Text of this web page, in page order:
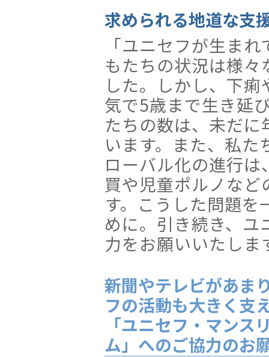
求められる地道な支
「ユニセフが生ま
もたちの状況は様
した。しかし、下
気で5歳まで生き延
たちの数は、未だ
います。また、私
ローバル化の進行
買や児童ポルノな
す。こうした問題
めに。引き続き、
力をお願いいたしま
新聞やテレビがあま
フの活動も大きく支
「ユニセフ・マン
ム」へのご協力のお